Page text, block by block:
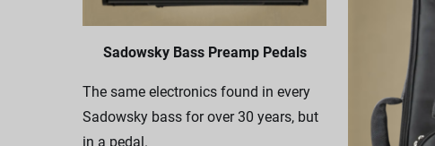
Sadowsky Bass Preamp Pedals
The same electronics found in every
Sadowsky bass for over 30 years, but
in a pedal.